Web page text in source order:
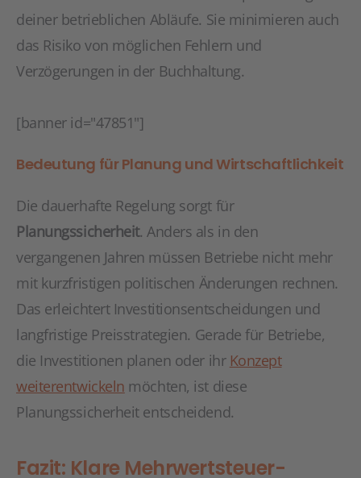
deiner betrieblichen Abläufe. Sie minimieren auch
das Risiko von möglichen Fehlern und
Verzögerungen in der Buchhaltung.
[banner id="47851"]
Bedeutung für Planung und Wirtschaftlichkeit
Die dauerhafte Regelung sorgt für
Planungssicherheit. Anders als in den
vergangenen Jahren müssen Betriebe nicht mehr
mit kurzfristigen politischen Änderungen rechnen.
Das erleichtert Investitionsentscheidungen und
langfristige Preisstrategien. Gerade für Betriebe,
die Investitionen planen oder ihr Konzept
weiterentwickeln möchten, ist diese
Planungssicherheit entscheidend.
Fazit: Klare Mehrwertsteuer-